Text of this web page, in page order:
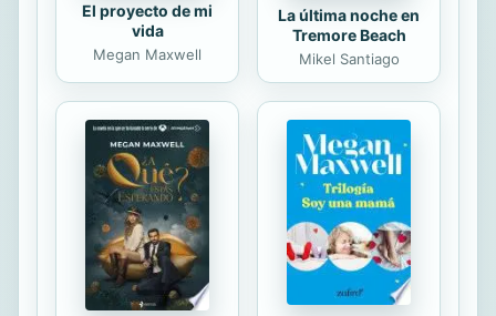
El proyecto de mi
vida
Megan Maxwell
La última noche en
Tremore Beach
Mikel Santiago